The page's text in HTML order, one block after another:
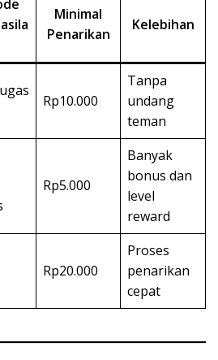
Minimal
Penarikan
Kelebihan
Rp10.000
Tanpa
undang
teman
Rp5.000
Banyak
bonus dan
level
reward
Rp20.000
Proses
penarikan
cepat